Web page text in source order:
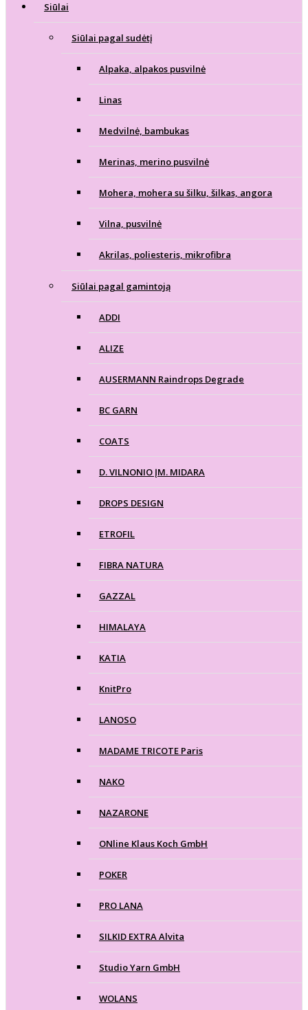
Siūlai
Siūlai pagal sudėtį
Alpaka, alpakos pusvilnė
Linas
Medvilnė, bambukas
Merinas, merino pusvilnė
Mohera, mohera su šilku, šilkas, angora
Vilna, pusvilnė
Akrilas, poliesteris, mikrofibra
Siūlai pagal gamintoją
ADDI
ALIZE
AUSERMANN Raindrops Degrade
BC GARN
COATS
D. VILNONIO ĮM. MIDARA
DROPS DESIGN
ETROFIL
FIBRA NATURA
GAZZAL
HIMALAYA
KATIA
KnitPro
LANOSO
MADAME TRICOTE Paris
NAKO
NAZARONE
ONline Klaus Koch GmbH
POKER
PRO LANA
SILKID EXTRA Alvita
Studio Yarn GmbH
WOLANS